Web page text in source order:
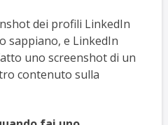
dei profili LinkedIn
sappiano, e LinkedIn
uno screenshot di un
contenuto sulla